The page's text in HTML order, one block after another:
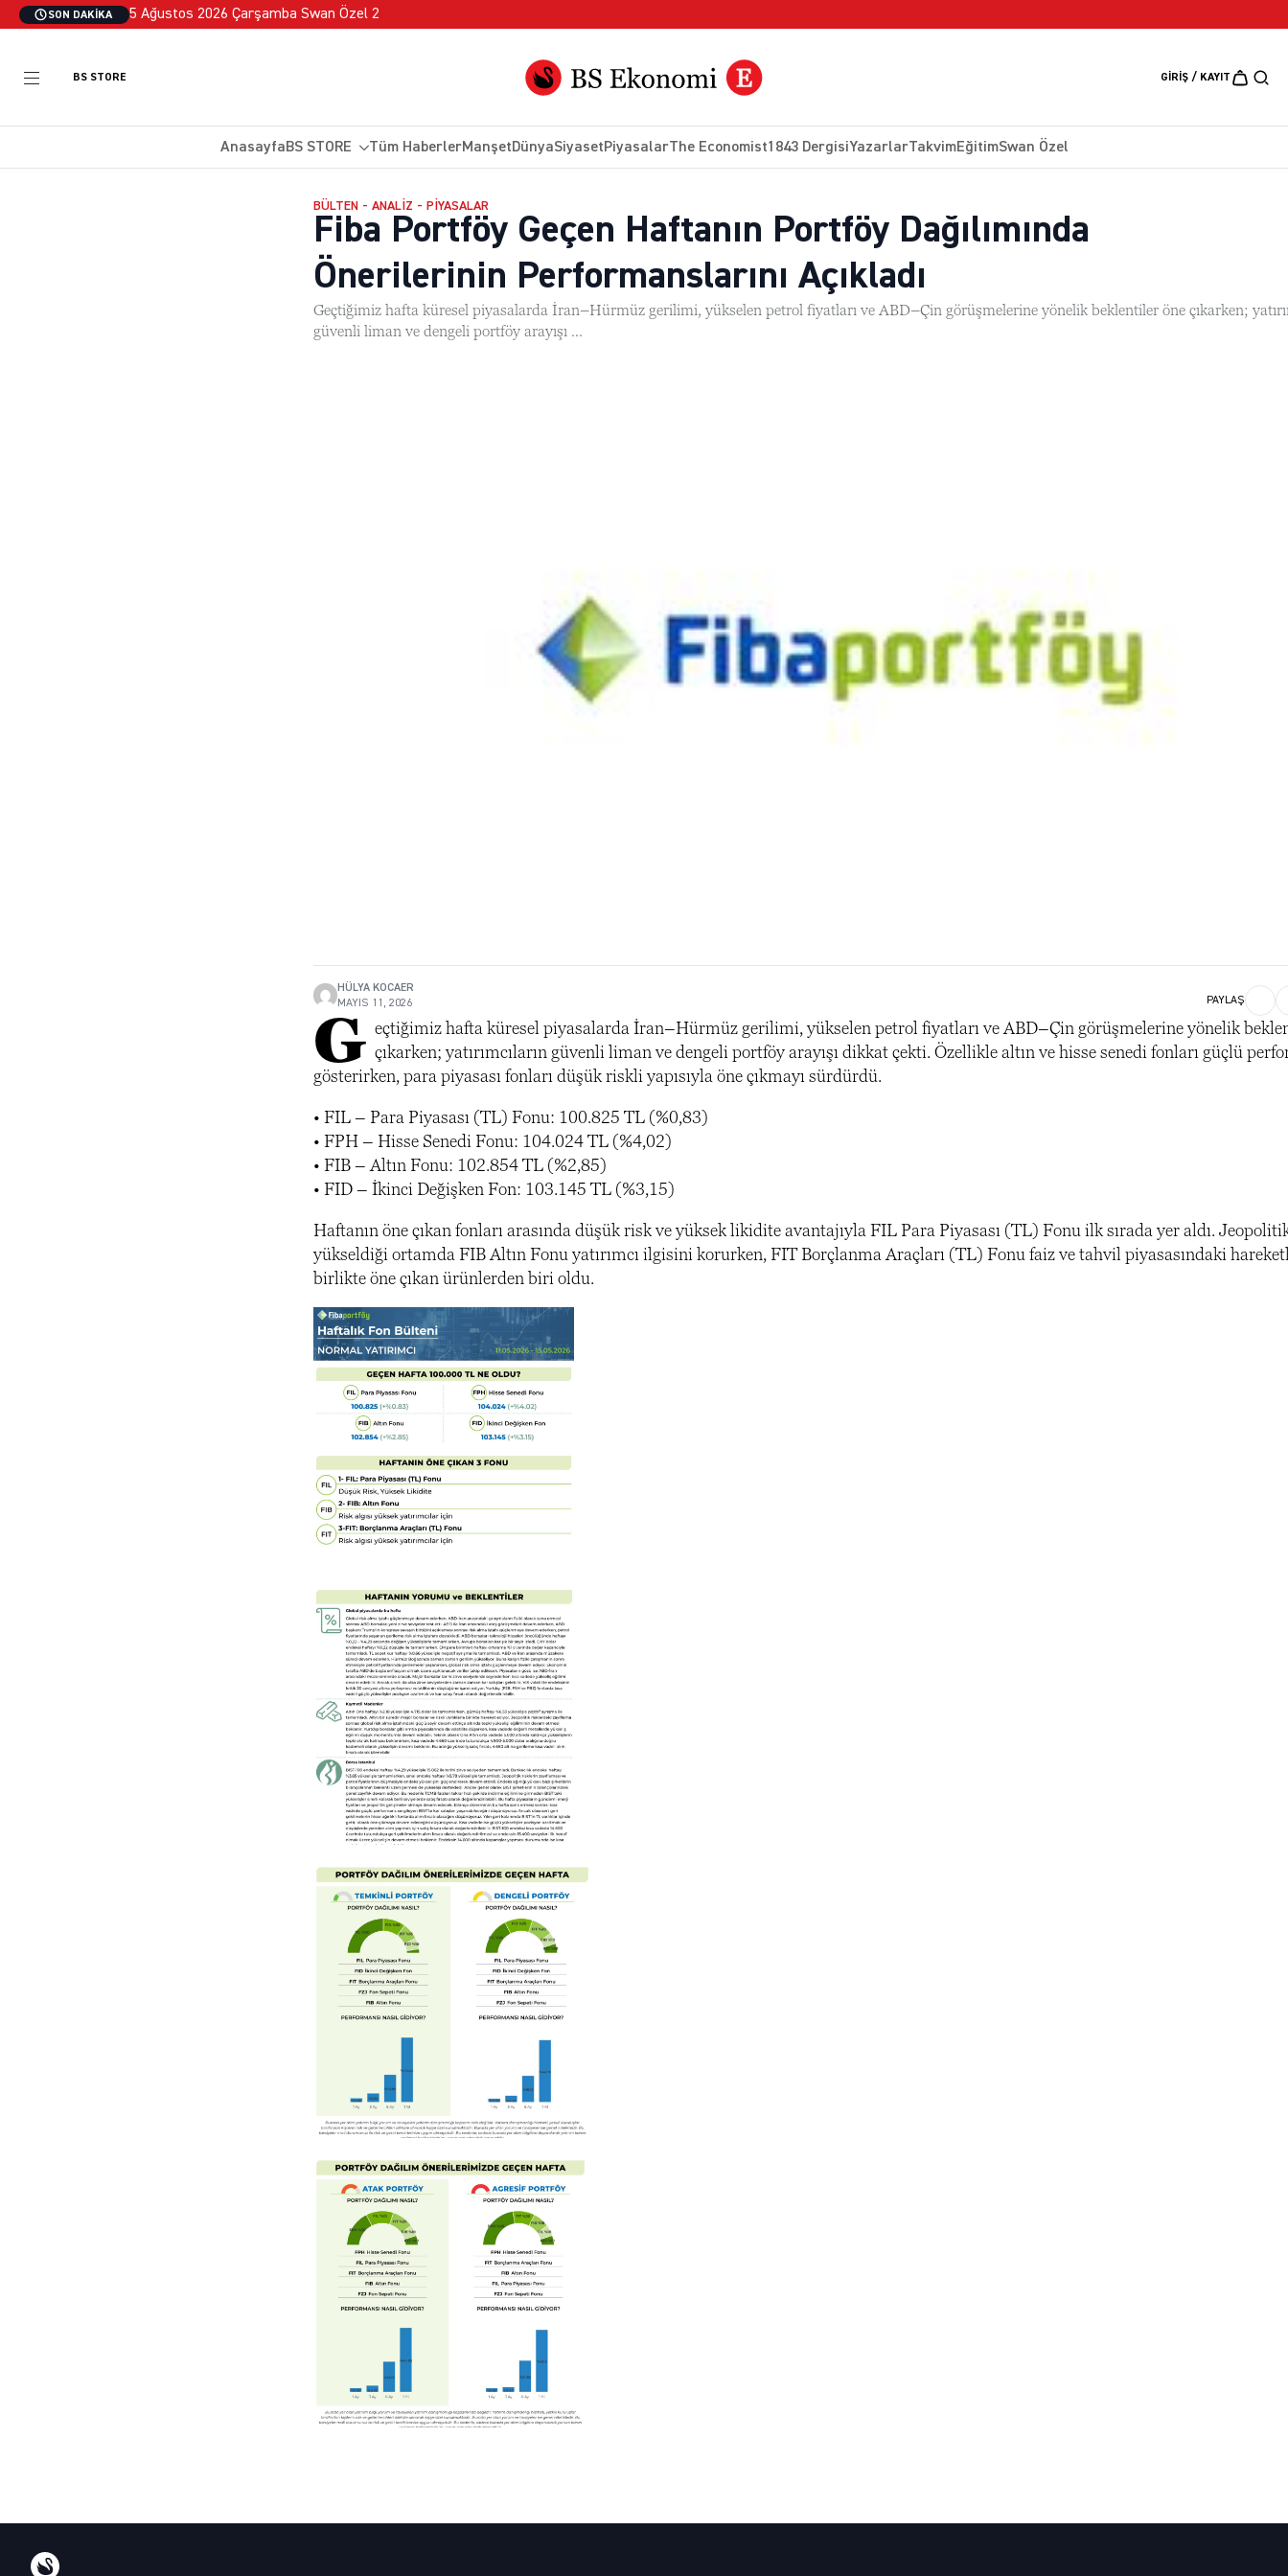
SON DAKIKA 5 Ağustos 2026 Çarşamba Swan Özel 2
BS STORE GIRIŞ / KAYIT
AnasayfaBS STORE Tüm HaberlerManşetDünyaSiyasetPiyasalarThe Economist1843 DergisiYazarlarTakvimEğitimSwan Özel
BÜLTEN - ANALIZ - PIYASALAR
Fiba Portföy Geçen Haftanın Portföy Dağılımında
Önerilerinin Performanslarını Açıkladı
Geçtiğimiz hafta küresel piyasalarda İran–Hürmüz gerilimi, yükselen petrol fiyatları ve ABD–Çin görüşmelerine yönelik beklentiler öne çıkarken;
güvenli liman ve dengeli portföy arayışı ...
HÜLYA KOCAER
MAYIS 11, 2026
PAYLAŞ
G eçtiğimiz hafta küresel piyasalarda İran–Hürmüz gerilimi, yükselen petrol fiyatları ve ABD–Çin görüşmelerine yönelik
çıkarken; yatırımcıların güvenli liman ve dengeli portföy arayışı dikkat çekti. Özellikle altın ve hisse senedi fonları güçlü
gösterirken, para piyasası fonları düşük riskli yapısıyla öne çıkmayı sürdürdü.
• FIL – Para Piyasası (TL) Fonu: 100.825 TL (%0,83)
• FPH – Hisse Senedi Fonu: 104.024 TL (%4,02)
• FIB – Altın Fonu: 102.854 TL (%2,85)
• FID – İkinci Değişken Fon: 103.145 TL (%3,15)
Haftanın öne çıkan fonları arasında düşük risk ve yüksek likidite avantajıyla FIL Para Piyasası (TL) Fonu ilk sırada yer aldı.
yükseldiği ortamda FIB Altın Fonu yatırımcı ilgisini korurken, FIT Borçlanma Araçları (TL) Fonu faiz ve tahvil piyasasındaki
birlikte öne çıkan ürünlerden biri oldu.